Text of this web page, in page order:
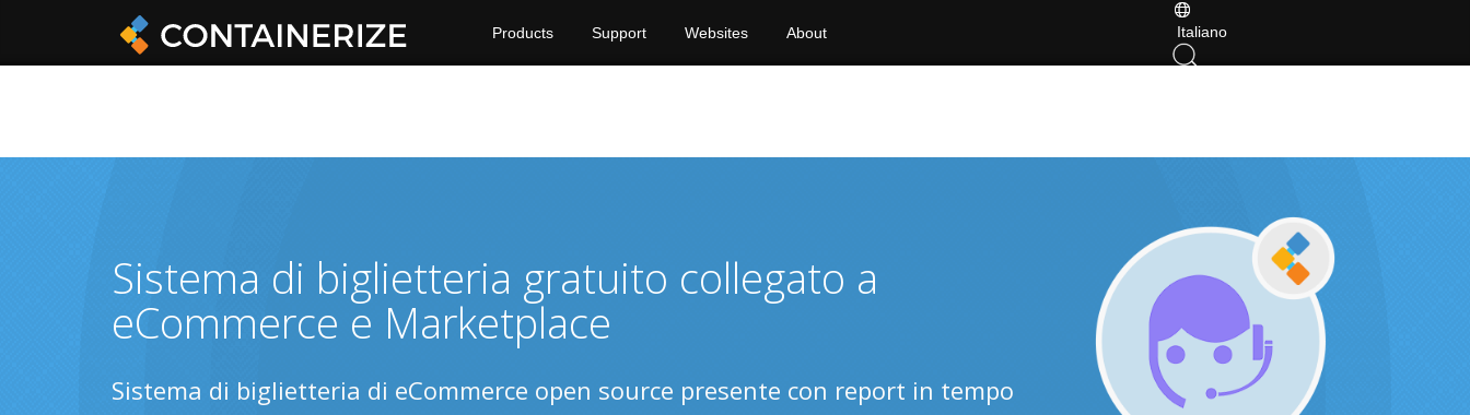
Italiano
Products Support Websites About
Sistema di biglietteria gratuito collegato a
eCommerce e Marketplace
Sistema di biglietteria di eCommerce open source presente con report in tempo